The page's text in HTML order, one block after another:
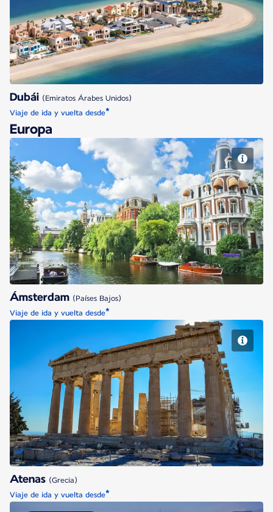
Dubái
Dubái (Emiratos Árabes Unidos)
Viaje de ida y vuelta desde*
Europa
Ámsterdam
Ámsterdam (Países Bajos)
Viaje de ida y vuelta desde*
Atenas
Atenas (Grecia)
Viaje de ida y vuelta desde*